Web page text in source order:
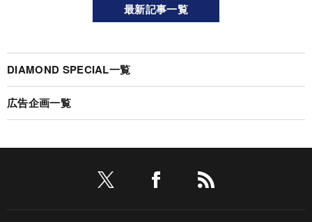
最新記事一覧
DIAMOND SPECIAL一覧
広告企画一覧